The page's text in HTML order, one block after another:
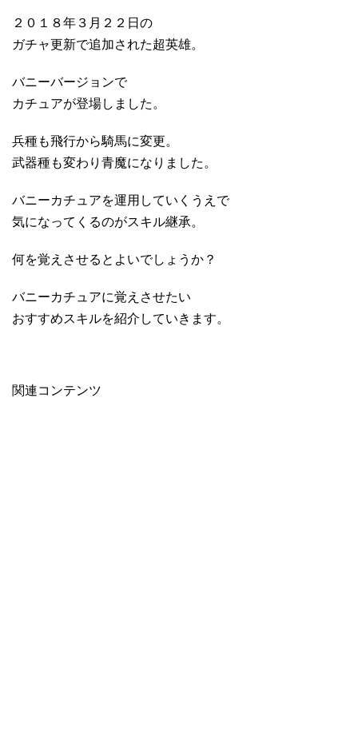
２０１８年３月２２日の
ガチャ更新で追加された超英雄。
バニーバージョンで
カチュアが登場しました。
兵種も飛行から騎馬に変更。
武器種も変わり青魔になりました。
バニーカチュアを運用していくうえで
気になってくるのがスキル継承。
何を覚えさせるとよいでしょうか？
バニーカチュアに覚えさせたい
おすすめスキルを紹介していきます。
関連コンテンツ